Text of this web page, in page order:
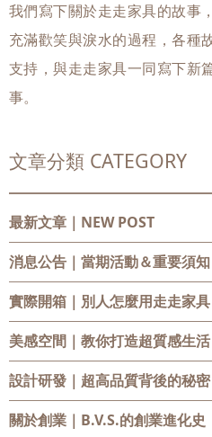
我們寫下關於走走家具的故事
充滿歡笑與淚水的過程，各種
支持，與走走家具一同寫下新
事。
文章分類 CATEGORY
最新文章｜NEW POST
消息公告 ｜當期活動＆重要須知
實際開箱 ｜別人怎麼用走走家具
美感空間 ｜教你打造超質感生活
設計研發 ｜超高品質背後的秘密
關於創業 ｜B.V.S.的創業進化史